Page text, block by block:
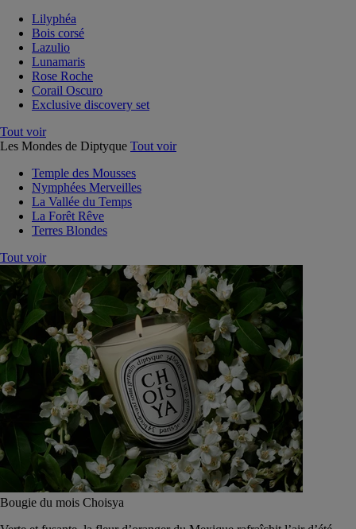
Lilyphéa
Bois corsé
Lazulio
Lunamaris
Rose Roche
Corail Oscuro
Exclusive discovery set
Tout voir
Les Mondes de Diptyque Tout voir
Temple des Mousses
Nymphées Merveilles
La Vallée du Temps
La Forêt Rêve
Terres Blondes
Tout voir
Bougie du mois Choisya